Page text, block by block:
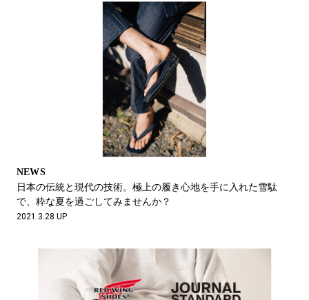
NEWS
日本の伝統と現代の技術。極上の履き心地を手に入れた雪駄
で、粋な夏を過ごしてみませんか？
2021.3.28 UP